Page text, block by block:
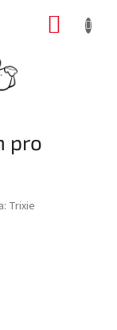
pro
Trixie